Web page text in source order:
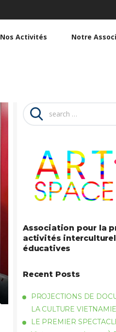
Nos Activités Notre
Search
for:
Association pour la
activités
éducatives
Recent Posts
PROJECTIONS DE
LA CULTURE
LE PREMIER